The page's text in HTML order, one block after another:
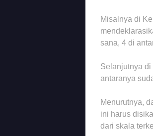
Misalnya di
sana, 4 di
Selanjutnya
antaranya
Menurutnya,
ini harus
dari skala